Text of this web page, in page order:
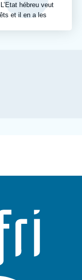
hébreu veut
et il en a les